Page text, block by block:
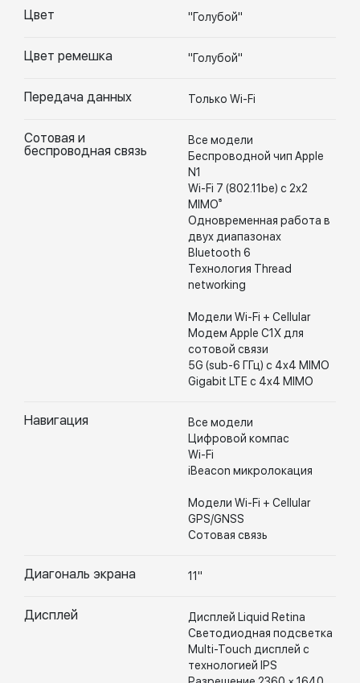
Цвет "Голубой"
Цвет ремешка "Голубой"
Передача данных Только Wi-Fi
Сотовая и
беспроводная связь
Все модели
Беспроводной чип Apple
N1
Wi-Fi 7 (802.11be) с 2x2
MIMO⁵
Одновременная работа в
двух диапазонах
Bluetooth 6
Технология Thread
networking
Модели Wi-Fi + Cellular
Модем Apple C1X для
сотовой связи
5G (sub-6 ГГц) с 4x4 MIMO
Gigabit LTE с 4x4 MIMO
Навигация
Все модели
Цифровой компас
Wi-Fi
iBeacon микролокация
Модели Wi-Fi + Cellular
GPS/GNSS
Сотовая связь
Диагональ экрана 11"
Дисплей
Дисплей Liquid Retina
Светодиодная подсветка
Multi-Touch дисплей с
технологией IPS